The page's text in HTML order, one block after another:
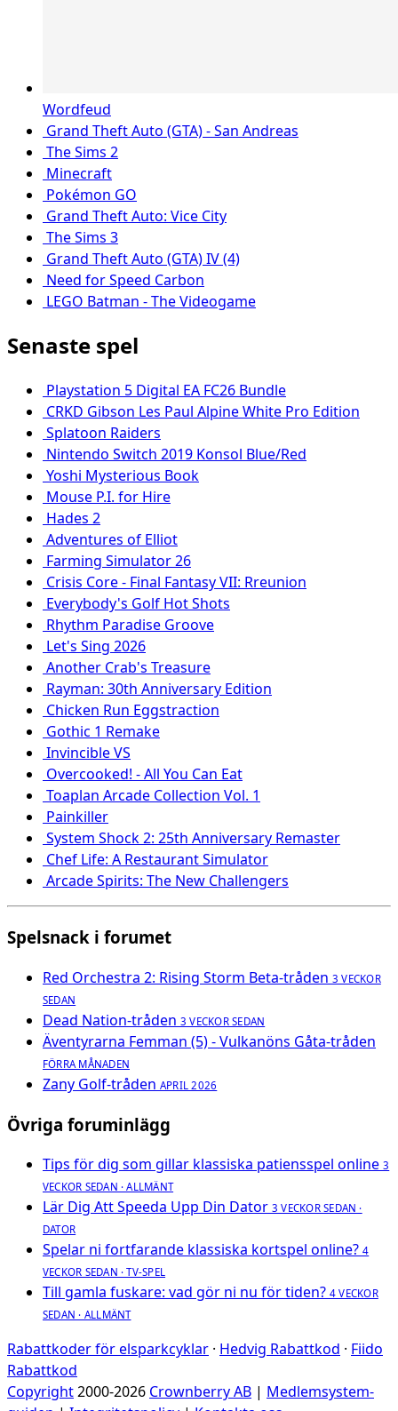
Wordfeud
Grand Theft Auto (GTA) - San Andreas
The Sims 2
Minecraft
Pokémon GO
Grand Theft Auto: Vice City
The Sims 3
Grand Theft Auto (GTA) IV (4)
Need for Speed Carbon
LEGO Batman - The Videogame
Senaste spel
Playstation 5 Digital EA FC26 Bundle
CRKD Gibson Les Paul Alpine White Pro Edition
Splatoon Raiders
Nintendo Switch 2019 Konsol Blue/Red
Yoshi Mysterious Book
Mouse P.I. for Hire
Hades 2
Adventures of Elliot
Farming Simulator 26
Crisis Core - Final Fantasy VII: Rreunion
Everybody's Golf Hot Shots
Rhythm Paradise Groove
Let's Sing 2026
Another Crab's Treasure
Rayman: 30th Anniversary Edition
Chicken Run Eggstraction
Gothic 1 Remake
Invincible VS
Overcooked! - All You Can Eat
Toaplan Arcade Collection Vol. 1
Painkiller
System Shock 2: 25th Anniversary Remaster
Chef Life: A Restaurant Simulator
Arcade Spirits: The New Challengers
Spelsnack i forumet
Red Orchestra 2: Rising Storm Beta-tråden 3 VECKOR
SEDAN
Dead Nation-tråden 3 VECKOR SEDAN
Äventyrarna Femman (5) - Vulkanöns Gåta-tråden
FÖRRA MÅNADEN
Zany Golf-tråden APRIL 2026
Övriga foruminlägg
Tips för dig som gillar klassiska patiensspel online 3
VECKOR SEDAN · ALLMÄNT
Lär Dig Att Speeda Upp Din Dator 3 VECKOR SEDAN ·
DATOR
Spelar ni fortfarande klassiska kortspel online? 4
VECKOR SEDAN · TV-SPEL
Till gamla fuskare: vad gör ni nu för tiden? 4 VECKOR
SEDAN · ALLMÄNT
Rabattkoder för elsparkcyklar · Hedvig Rabattkod · Fiido
Rabattkod
Copyright2000-2026 Crownberry AB | Medlemsystem-